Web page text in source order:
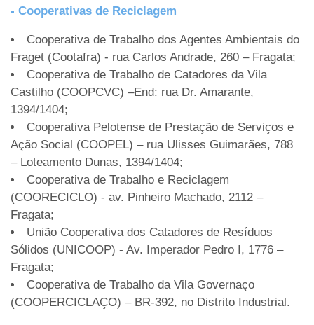
- Cooperativas de Reciclagem
Cooperativa de Trabalho dos Agentes Ambientais do
Fraget (Cootafra) - rua Carlos Andrade, 260 – Fragata;
Cooperativa de Trabalho de Catadores da Vila
Castilho (COOPCVC) –End: rua Dr. Amarante,
1394/1404;
Cooperativa Pelotense de Prestação de Serviços e
Ação Social (COOPEL) – rua Ulisses Guimarães, 788
– Loteamento Dunas, 1394/1404;
Cooperativa de Trabalho e Reciclagem
(COORECICLO) - av. Pinheiro Machado, 2112 –
Fragata;
União Cooperativa dos Catadores de Resíduos
Sólidos (UNICOOP) - Av. Imperador Pedro I, 1776 –
Fragata;
Cooperativa de Trabalho da Vila Governaço
(COOPERCICLAÇO) – BR-392, no Distrito Industrial.